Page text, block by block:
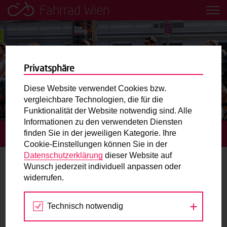
Fahrrad Wien
Leih dir einfach ein Transportfahrrad in deiner Nähe aus!
Mobilitätsbildung für Kinder und
Jugendliche
Radweg-Projektkarte
Routenplaner
Mit dem Fahrrad in Wien unterwegs? Hier finden Sie die
beste Route.
Wunschbox
Sie haben ein Anliegen zum Radverkehr? Schreiben Sie
STARTSEITE TERMINE GRATIS RADCHECK
02.
JUL
2022
Privatsphäre
Diese Website verwendet Cookies bzw.
vergleichbare Technologien, die für die
Funktionalität der Website notwendig sind. Alle
Informationen zu den verwendeten Diensten
finden Sie in der jeweiligen Kategorie. Ihre
Cookie-Einstellungen können Sie in der
Datenschutzerklärung dieser Website auf
Wunsch jederzeit individuell anpassen oder
widerrufen.
Technisch notwendig